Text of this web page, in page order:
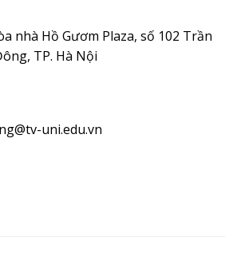
nhà Hồ Gươm Plaza, số 102 Trần
TP. Hà Nội
uni.edu.vn